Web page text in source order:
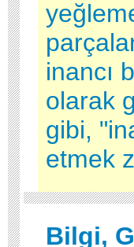
inancı
olarak
gibi,
etmek
Bilgi,